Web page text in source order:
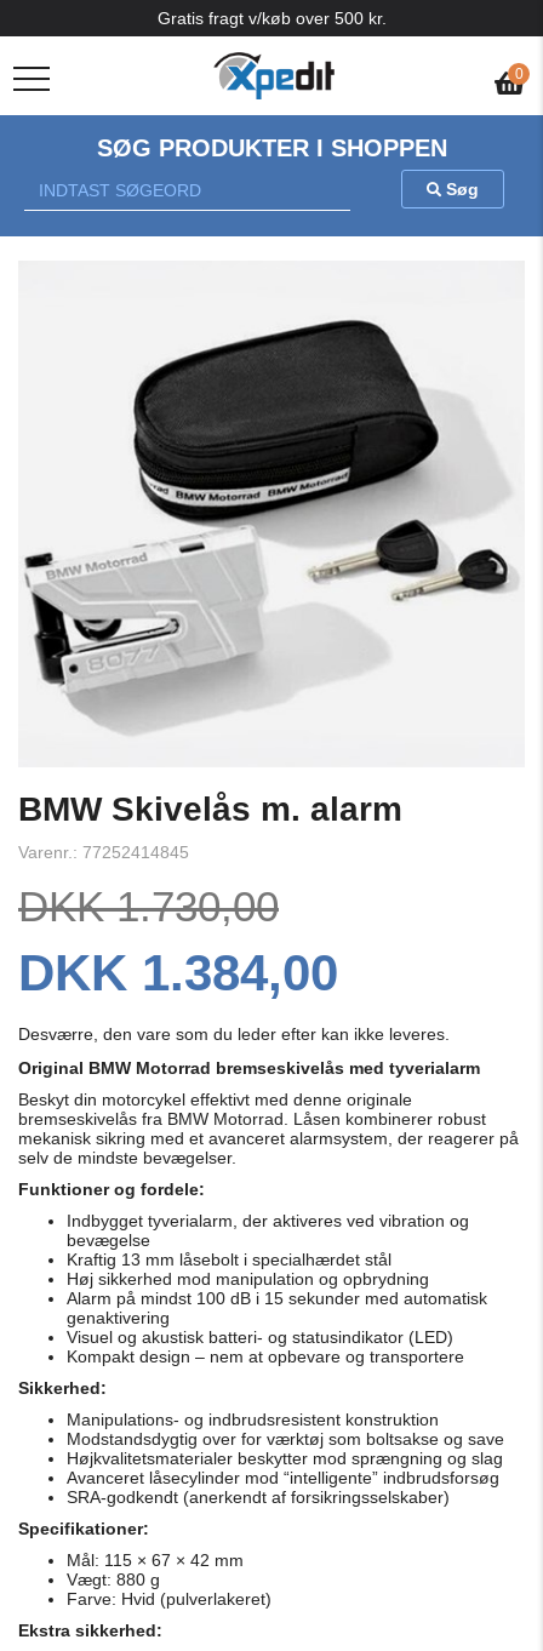
0
Gratis fragt v/køb over 500 kr.
SØG PRODUKTER I SHOPPEN
Søg
BMW Skivelås m. alarm
Varenr.: 77252414845
DKK 1.730,00
DKK 1.384,00
Desværre, den vare som du leder efter kan ikke leveres.
Original BMW Motorrad bremseskivelås med tyverialarm
Beskyt din motorcykel effektivt med denne originale
bremseskivelås fra BMW Motorrad. Låsen kombinerer robust
mekanisk sikring med et avanceret alarmsystem, der reagerer på
selv de mindste bevægelser.
Funktioner og fordele:
Indbygget tyverialarm, der aktiveres ved vibration og
bevægelse
Kraftig 13 mm låsebolt i specialhærdet stål
Høj sikkerhed mod manipulation og opbrydning
Alarm på mindst 100 dB i 15 sekunder med automatisk
genaktivering
Visuel og akustisk batteri- og statusindikator (LED)
Kompakt design – nem at opbevare og transportere
Sikkerhed:
Manipulations- og indbrudsresistent konstruktion
Modstandsdygtig over for værktøj som boltsakse og save
Højkvalitetsmaterialer beskytter mod sprængning og slag
Avanceret låsecylinder mod “intelligente” indbrudsforsøg
SRA-godkendt (anerkendt af forsikringsselskaber)
Specifikationer:
Mål: 115 × 67 × 42 mm
Vægt: 880 g
Farve: Hvid (pulverlakeret)
Ekstra sikkerhed: